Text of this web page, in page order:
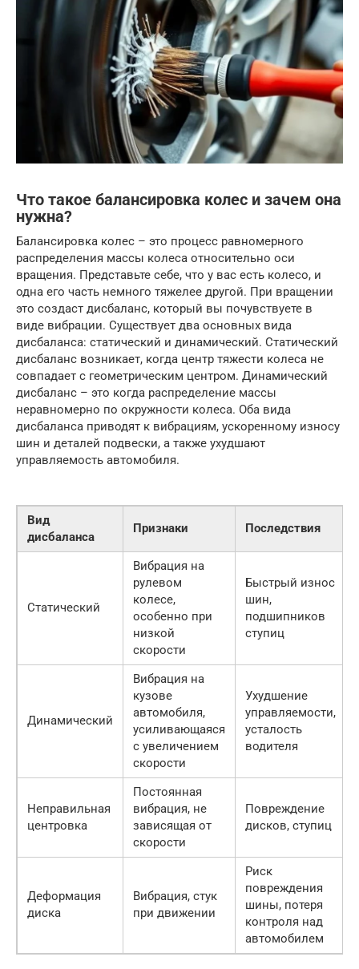
Что такое балансировка колес и зачем она
нужна?
Балансировка колес – это процесс равномерного
распределения массы колеса относительно оси
вращения. Представьте себе, что у вас есть колесо, и
одна его часть немного тяжелее другой. При вращении
это создаст дисбаланс, который вы почувствуете в
виде вибрации. Существует два основных вида
дисбаланса: статический и динамический. Статический
дисбаланс возникает, когда центр тяжести колеса не
совпадает с геометрическим центром. Динамический
дисбаланс – это когда распределение массы
неравномерно по окружности колеса. Оба вида
дисбаланса приводят к вибрациям, ускоренному износу
шин и деталей подвески, а также ухудшают
управляемость автомобиля.
Вид
дисбаланса
Признаки Последствия
Статический
Вибрация на
рулевом
колесе,
особенно при
низкой
скорости
Быстрый износ
шин,
подшипников
ступиц
Динамический
Вибрация на
кузове
автомобиля,
усиливающаяся
с увеличением
скорости
Ухудшение
управляемости,
усталость
водителя
Неправильная
центровка
Постоянная
вибрация, не
зависящая от
скорости
Повреждение
дисков, ступиц
Деформация
диска
Вибрация, стук
при движении
Риск
повреждения
шины, потеря
контроля над
автомобилем